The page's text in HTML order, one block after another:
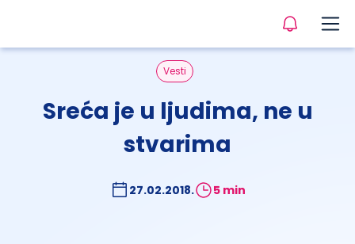
Vesti
Sreća je u ljudima, ne u
stvarima
27.02.2018. 5 min